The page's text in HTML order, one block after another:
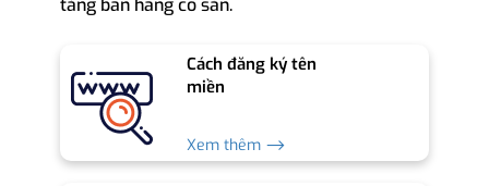
tảng bán hàng có sẵn.
Cách đăng ký tên
miền
Xem thêm ⟶